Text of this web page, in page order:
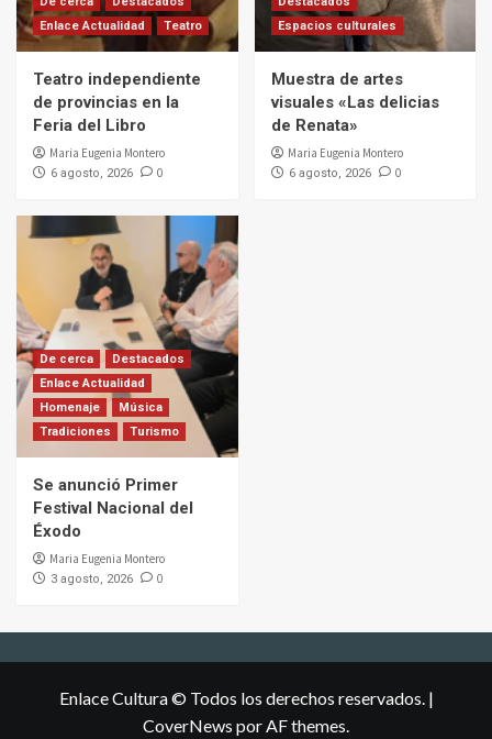
Enlace Actualidad
Teatro
Teatro independiente
de provincias en la
Feria del Libro
Maria Eugenia Montero
6 agosto, 2026 0
Espacios culturales
Muestra de artes
visuales «Las delicias
de Renata»
Maria Eugenia Montero
6 agosto, 2026 0
De cerca
Destacados
Enlace Actualidad
Homenaje
Música
Tradiciones
Turismo
Se anunció Primer
Festival Nacional del
Éxodo
Maria Eugenia Montero
3 agosto, 2026 0
Enlace Cultura © Todos los derechos reservados. |
CoverNews por AF themes.